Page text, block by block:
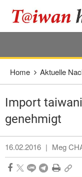
Direkt weiter zum
Home Aktuelle
Import
genehmigt
16.02.2016 | Meg